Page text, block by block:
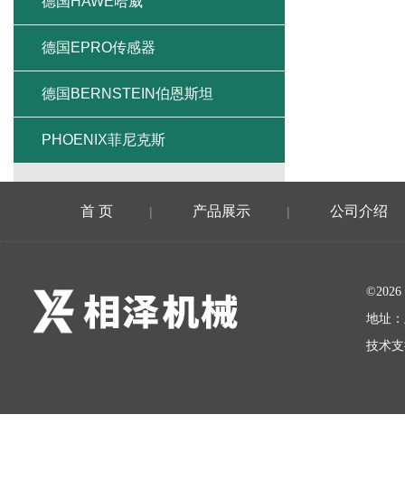
德国EPRO传感器
德国BERNSTEIN伯恩斯坦
PHOENIX菲尼克斯
首 页 | 产品展示 | 公司介绍
地址
技术